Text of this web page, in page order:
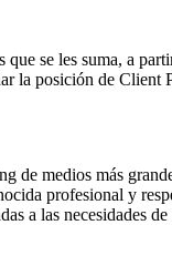
se les suma, a
la posición de
de medios más
profesional y
a las necesidades